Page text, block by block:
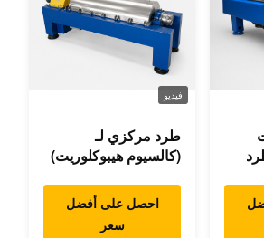
فيديو
طرد مركزي لـ
(كالسيوم هيبوكلوريت)
احصل على أفضل
سعر